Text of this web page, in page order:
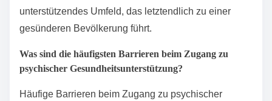
unterstützendes Umfeld, das letztendlich zu einer
gesünderen Bevölkerung führt.
Was sind die häufigsten Barrieren beim Zugang zu
psychischer Gesundheitsunterstützung?
Häufige Barrieren beim Zugang zu psychischer